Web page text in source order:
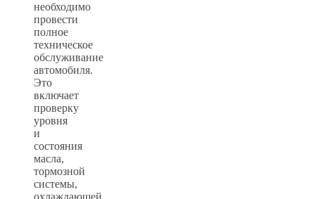
необходимо
провести
полное
техническое
обслуживание
автомобиля.
Это
включает
проверку
уровня
и
состояния
масла,
тормозной
системы,
охлаждающей